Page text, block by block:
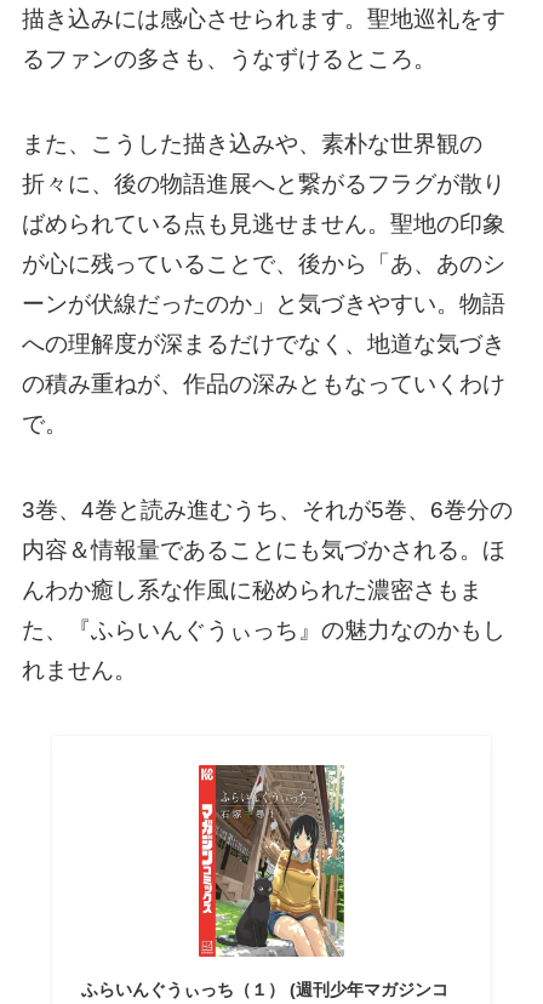
描き込みには感心させられます。聖地巡礼をす
るファンの多さも、うなずけるところ。
また、こうした描き込みや、素朴な世界観の
折々に、後の物語進展へと繋がるフラグが散り
ばめられている点も見逃せません。聖地の印象
が心に残っていることで、後から「あ、あのシ
ーンが伏線だったのか」と気づきやすい。物語
への理解度が深まるだけでなく、地道な気づき
の積み重ねが、作品の深みともなっていくわけ
で。
3巻、4巻と読み進むうち、それが5巻、6巻分の
内容＆情報量であることにも気づかされる。ほ
んわか癒し系な作風に秘められた濃密さもま
た、『ふらいんぐうぃっち』の魅力なのかもし
れません。
ふらいんぐうぃっち（１） (週刊少年マガジンコ